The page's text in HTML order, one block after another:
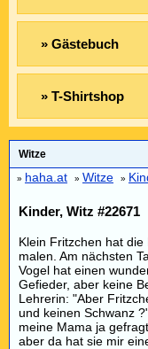
» Gästebuch
» T-Shirtshop
Witze
» haha.at » Witze »
Kinder, Witz #22671
Klein Fritzchen hat
malen. Am nächsten
Vogel hat einen
Gefieder, aber keine
Lehrerin: "Aber
und keinen Schwanz
meine Mama ja
aber da hat sie mir